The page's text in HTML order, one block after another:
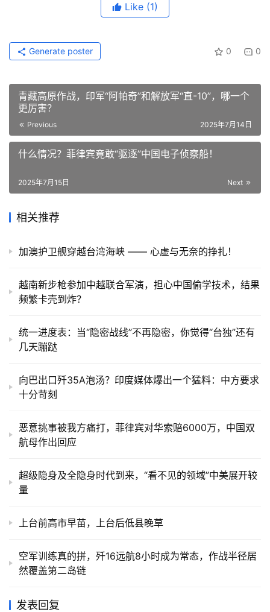
Like (1)
0 0
Generate poster
青藏高原作战，印军“阿帕奇”和解放军“直-10”，哪一个
更厉害？
Previous 2025年7月14日
什么情况？菲律宾竟敢“驱逐”中国电子侦察船！
Next
2025年7月15日
相关推荐
加澳护卫舰穿越台湾海峡 —— 心虚与无奈的挣扎！
越南新步枪参加中越联合军演，担心中国偷学技术，结果
频繁卡壳到炸？
统一进度表：当“隐密战线”不再隐密，你觉得“台独”还有
几天蹦跶
向巴出口歼35A泡汤？印度媒体爆出一个猛料：中方要求
十分苛刻
恶意挑事被我方痛打，菲律宾对华索赔6000万，中国双
航母作出回应
超级隐身及全隐身时代到来，“看不见的领域”中美展开较
量
上台前高市早苗，上台后低县晚草
空军训练真的拼，歼16远航8小时成为常态，作战半径居
然覆盖第二岛链
发表回复